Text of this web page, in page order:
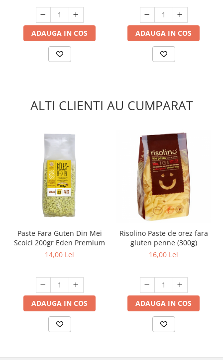
ADAUGA IN COS ADAUGA IN COS
ALTI CLIENTI AU CUMPARAT
Paste Fara Guten Din Mei
Scoici 200gr Eden Premium
14,00 Lei
ADAUGA IN COS
Risolino Paste de orez fara
gluten penne (300g)
16,00 Lei
ADAUGA IN COS